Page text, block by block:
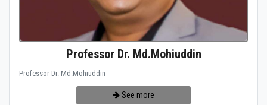
Professor Dr. Md.Mohiuddin
Professor Dr. Md.Mohiuddin
See more